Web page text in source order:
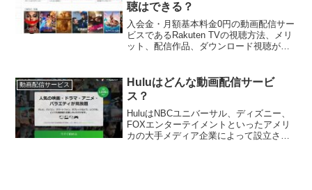
聴はできる？
入会金・月額基本料金0円の動画配信サー
ビスであるRakuten TVの視聴方法、メリ
ット、配信作品、ダウンロード視聴がで
ださい。
動画配信サービス
Huluはどんな動画配信サービ
ス？
HuluはNBCユニバーサル、ディズニー、
FOXエンターテイメントといったアメリ
カの大手メディア企業によって設立され